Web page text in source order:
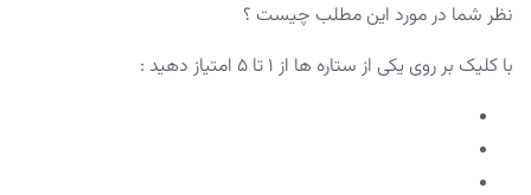
نظر شما در مورد این مطلب چیست ؟
با کلیک بر روی یکی از ستاره ها از ۱ تا ۵ امتیاز دهید :